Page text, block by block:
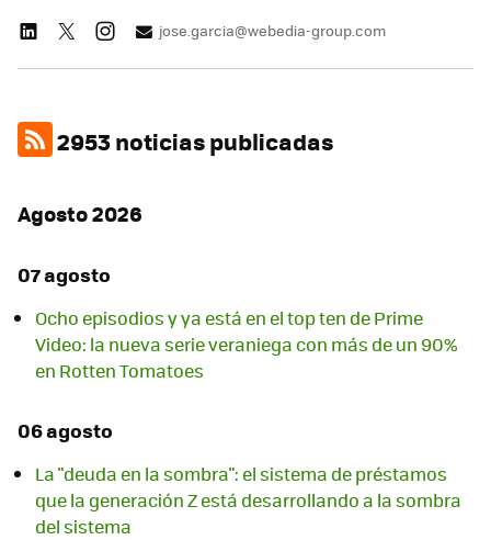
jose.garcia@webedia-group.com
2953 noticias publicadas
Agosto 2026
07 agosto
Ocho episodios y ya está en el top ten de Prime
Video: la nueva serie veraniega con más de un 90%
en Rotten Tomatoes
06 agosto
La "deuda en la sombra": el sistema de préstamos
que la generación Z está desarrollando a la sombra
del sistema